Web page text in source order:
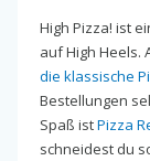
High Pizza! ist
auf High Heels.
die klassische
Bestellungen
Spaß istPizza
schneidest du